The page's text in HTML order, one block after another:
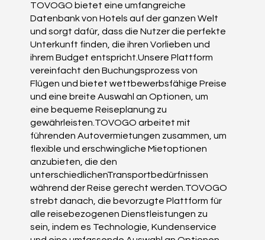
TOVOGO bietet eine umfangreiche
Datenbank von Hotels auf der ganzen Welt
und sorgt dafür, dass die Nutzer die perfekte
Unterkunft finden, die ihren Vorlieben und
ihrem Budget entspricht.Unsere Plattform
vereinfacht den Buchungsprozess von
Flügen und bietet wettbewerbsfähige Preise
und eine breite Auswahl an Optionen, um
eine bequeme Reiseplanung zu
gewährleisten.TOVOGO arbeitet mit
führenden Autovermietungen zusammen, um
flexible und erschwingliche Mietoptionen
anzubieten, die den
unterschiedlichenTransportbedürfnissen
während der Reise gerecht werden.TOVOGO
strebt danach, die bevorzugte Plattform für
alle reisebezogenen Dienstleistungen zu
sein, indem es Technologie, Kundenservice